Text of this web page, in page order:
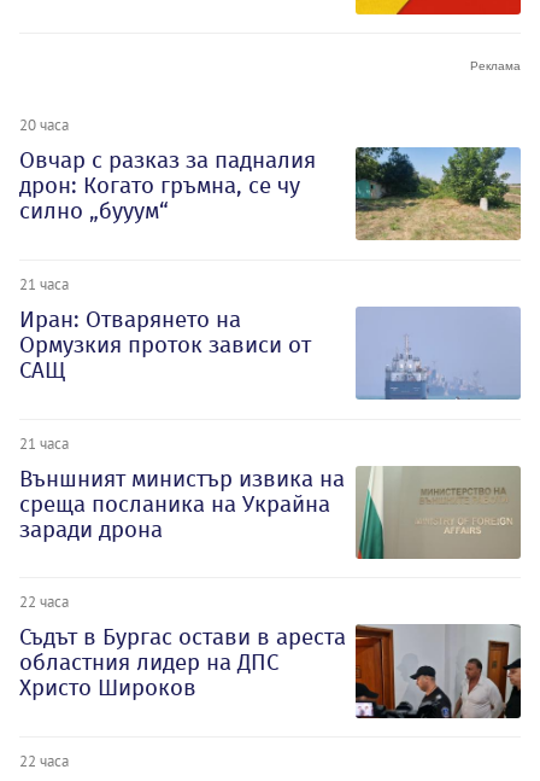
20 часа
Овчар с разказ за падналия
дрон: Когато гръмна, се чу
силно „бууум“
21 часа
Иран: Отварянето на
Ормузкия проток зависи от
САЩ
21 часа
Външният министър извика на
среща посланика на Украйна
заради дрона
22 часа
Съдът в Бургас остави в ареста
областния лидер на ДПС
Христо Широков
22 часа